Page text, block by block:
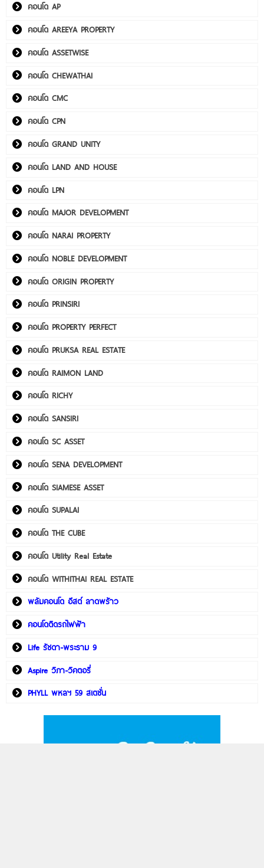
คอนโด AP
คอนโด AREEYA PROPERTY
คอนโด ASSETWISE
คอนโด CHEWATHAI
คอนโด CMC
คอนโด CPN
คอนโด GRAND UNITY
คอนโด LAND AND HOUSE
คอนโด LPN
คอนโด MAJOR DEVELOPMENT
คอนโด NARAI PROPERTY
คอนโด NOBLE DEVELOPMENT
คอนโด ORIGIN PROPERTY
คอนโด PRINSIRI
คอนโด PROPERTY PERFECT
คอนโด PRUKSA REAL ESTATE
คอนโด RAIMON LAND
คอนโด RICHY
คอนโด SANSIRI
คอนโด SC ASSET
คอนโด SENA DEVELOPMENT
คอนโด SIAMESE ASSET
คอนโด SUPALAI
คอนโด THE CUBE
คอนโด Utility Real Estate
คอนโด WITHITHAI REAL ESTATE
พลัมคอนโด อีสต์ ลาดพร้าว
คอนโดติดรถไฟฟ้า
Life รัชดา-พระราม 9
Aspire วิภา-วิคตอรี่
PHYLL พหลฯ 59 สเตชั่น